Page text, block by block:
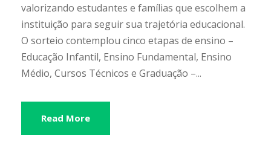
valorizando estudantes e famílias que escolhem a
instituição para seguir sua trajetória educacional.
O sorteio contemplou cinco etapas de ensino –
Educação Infantil, Ensino Fundamental, Ensino
Médio, Cursos Técnicos e Graduação –...
Read More